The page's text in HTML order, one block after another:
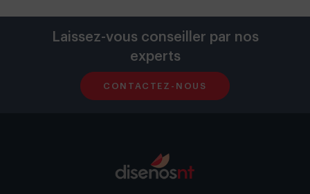
Laissez-vous conseiller par nos
experts
CONTACTEZ-NOUS